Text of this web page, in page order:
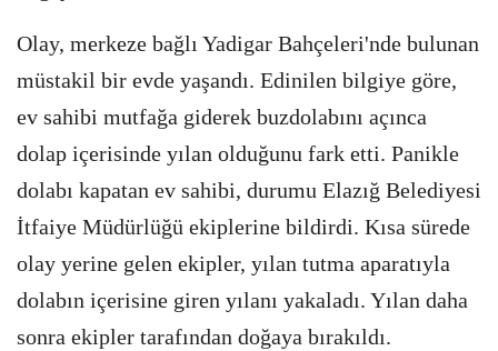
Olay, merkeze bağlı Yadigar Bahçeleri'nde bulunan
müstakil bir evde yaşandı. Edinilen bilgiye göre,
ev sahibi mutfağa giderek buzdolabını açınca
dolap içerisinde yılan olduğunu fark etti. Panikle
dolabı kapatan ev sahibi, durumu Elazığ Belediyesi
İtfaiye Müdürlüğü ekiplerine bildirdi. Kısa sürede
olay yerine gelen ekipler, yılan tutma aparatıyla
dolabın içerisine giren yılanı yakaladı. Yılan daha
sonra ekipler tarafından doğaya bırakıldı.